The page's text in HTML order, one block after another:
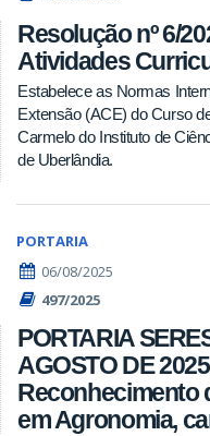
Resolução nº 6/
Atividades
Estabelece as Normas
Extensão (ACE) do Curso
Carmelo do Instituto de
de Uberlândia.
PORTARIA
06/08/2025
497/2025
PORTARIA
AGOSTO DE
Reconhecimento
em Agronomia,